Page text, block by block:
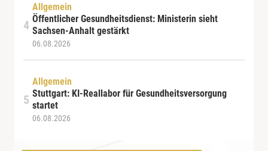
Allgemein
Öffentlicher Gesundheitsdienst: Ministerin sieht
Sachsen-Anhalt gestärkt
06.08.2026
Allgemein
Stuttgart: KI-Reallabor für Gesundheitsversorgung
startet
06.08.2026